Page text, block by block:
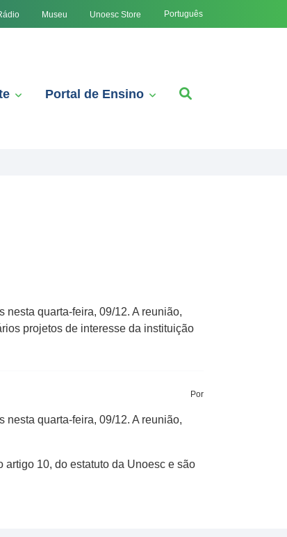
Museu Unoesc Store Português
Portal de Ensino
quarta-feira, 09/12. A reunião,
projetos de interesse da instituição
Por
quarta-feira, 09/12. A reunião,
10, do estatuto da Unoesc e são